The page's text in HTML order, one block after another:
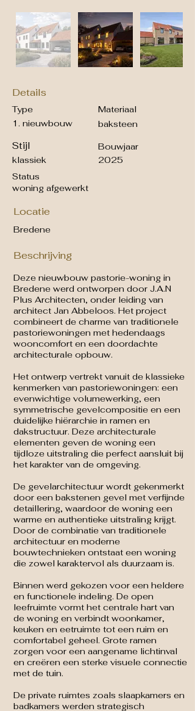
Details
Type
1. nieuwbouw
Stijl
klassiek
Materiaal
baksteen
Bouwjaar
2025
Status
woning afgewerkt
Locatie
Bredene
Beschrijving
Deze nieuwbouw pastorie-woning in
Bredene werd ontworpen door J.A.N
Plus Architecten, onder leiding van
architect Jan Abbeloos. Het project
combineert de charme van traditionele
pastoriewoningen met hedendaags
wooncomfort en een doordachte
architecturale opbouw.
Het ontwerp vertrekt vanuit de klassieke
kenmerken van pastoriewoningen: een
evenwichtige volumewerking, een
symmetrische gevelcompositie en een
duidelijke hiërarchie in ramen en
dakstructuur. Deze architecturale
elementen geven de woning een
tijdloze uitstraling die perfect aansluit bij
het karakter van de omgeving.
De gevelarchitectuur wordt gekenmerkt
door een bakstenen gevel met verfijnde
detaillering, waardoor de woning een
warme en authentieke uitstraling krijgt.
Door de combinatie van traditionele
architectuur en moderne
bouwtechnieken ontstaat een woning
die zowel karaktervol als duurzaam is.
Binnen werd gekozen voor een heldere
en functionele indeling. De open
leefruimte vormt het centrale hart van
de woning en verbindt woonkamer,
keuken en eetruimte tot een ruim en
comfortabel geheel. Grote ramen
zorgen voor een aangename lichtinval
en creëren een sterke visuele connectie
met de tuin.
De private ruimtes zoals slaapkamers en
badkamers werden strategisch